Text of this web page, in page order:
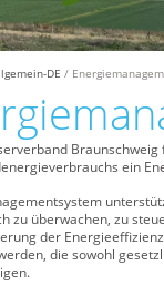
DE /
ein
zu überwachen, zu
der
die sowohl